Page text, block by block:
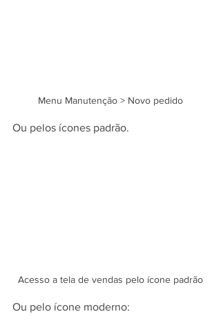
Menu Manutenção > Novo pedido
Ou pelos ícones padrão.
Acesso a tela de vendas pelo ícone padrão
Ou pelo ícone moderno: